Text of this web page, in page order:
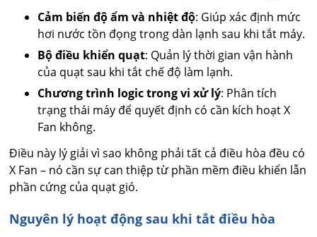
Cảm biến độ ẩm và nhiệt độ: Giúp xác định mức
hơi nước tồn đọng trong dàn lạnh sau khi tắt máy.
Bộ điều khiển quạt: Quản lý thời gian vận hành
của quạt sau khi tắt chế độ làm lạnh.
Chương trình logic trong vi xử lý: Phân tích
trạng thái máy để quyết định có cần kích hoạt X
Fan không.
Điều này lý giải vì sao không phải tất cả điều hòa đều có
X Fan – nó cần sự can thiệp từ phần mềm điều khiển lẫn
phần cứng của quạt gió.
Nguyên lý hoạt động sau khi tắt điều hòa